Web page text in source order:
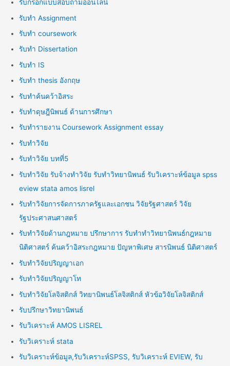
รับกรอกแบบสอบถามออนไลน์
รับทำ Assignment
รับทำ coursework
รับทำ Dissertation
รับทำ IS
รับทำ thesis อังกฤษ
รับทำค้นคว้าอิสระ
รับทำดุษฎีนิพนธ์ ด้านการศึกษา
รับทำรายงาน Coursework Assignment essay
รับทำวิจัย
รับทำวิจัย บทที่5
รับทำวิจัย รับจ้างทำวิจัย รับทำวิทยานิพนธ์ รับวิเคราะห์ข้อมูล spss
eview stata amos lisrel
รับทำวิจัยการจัดการภาครัฐและเอกชน วิจัยรัฐศาสตร์ วิจัย
รัฐประศาสนศาสตร์
รับทำวิจัยด้านกฎหมาย ปรึกษาการ รับทำทำวิทยานิพนธ์กฎหมาย
นิติศาสตร์ ค้นคว้าอิสระกฎหมาย ปัญหาพิเศษ สารนิพนธ์ นิติศาสตร์
รับทำวิจัยปริญญาเอก
รับทำวิจัยปริญญาโท
รับทำวิจัยโลจิสติกส์ วิทยานิพนธ์โลจิสติกส์ หัวข้อวิจัยโลจิสติกส์
รับปรึกษาวิทยานิพนธ์
รับวิเคราะห์ AMOS LISREL
รับวิเคราะห์ stata
รับวิเคราะห์ข้อมูล,รับวิเคราะห์SPSS, รับวิเคราะห์ EVIEW, รับ